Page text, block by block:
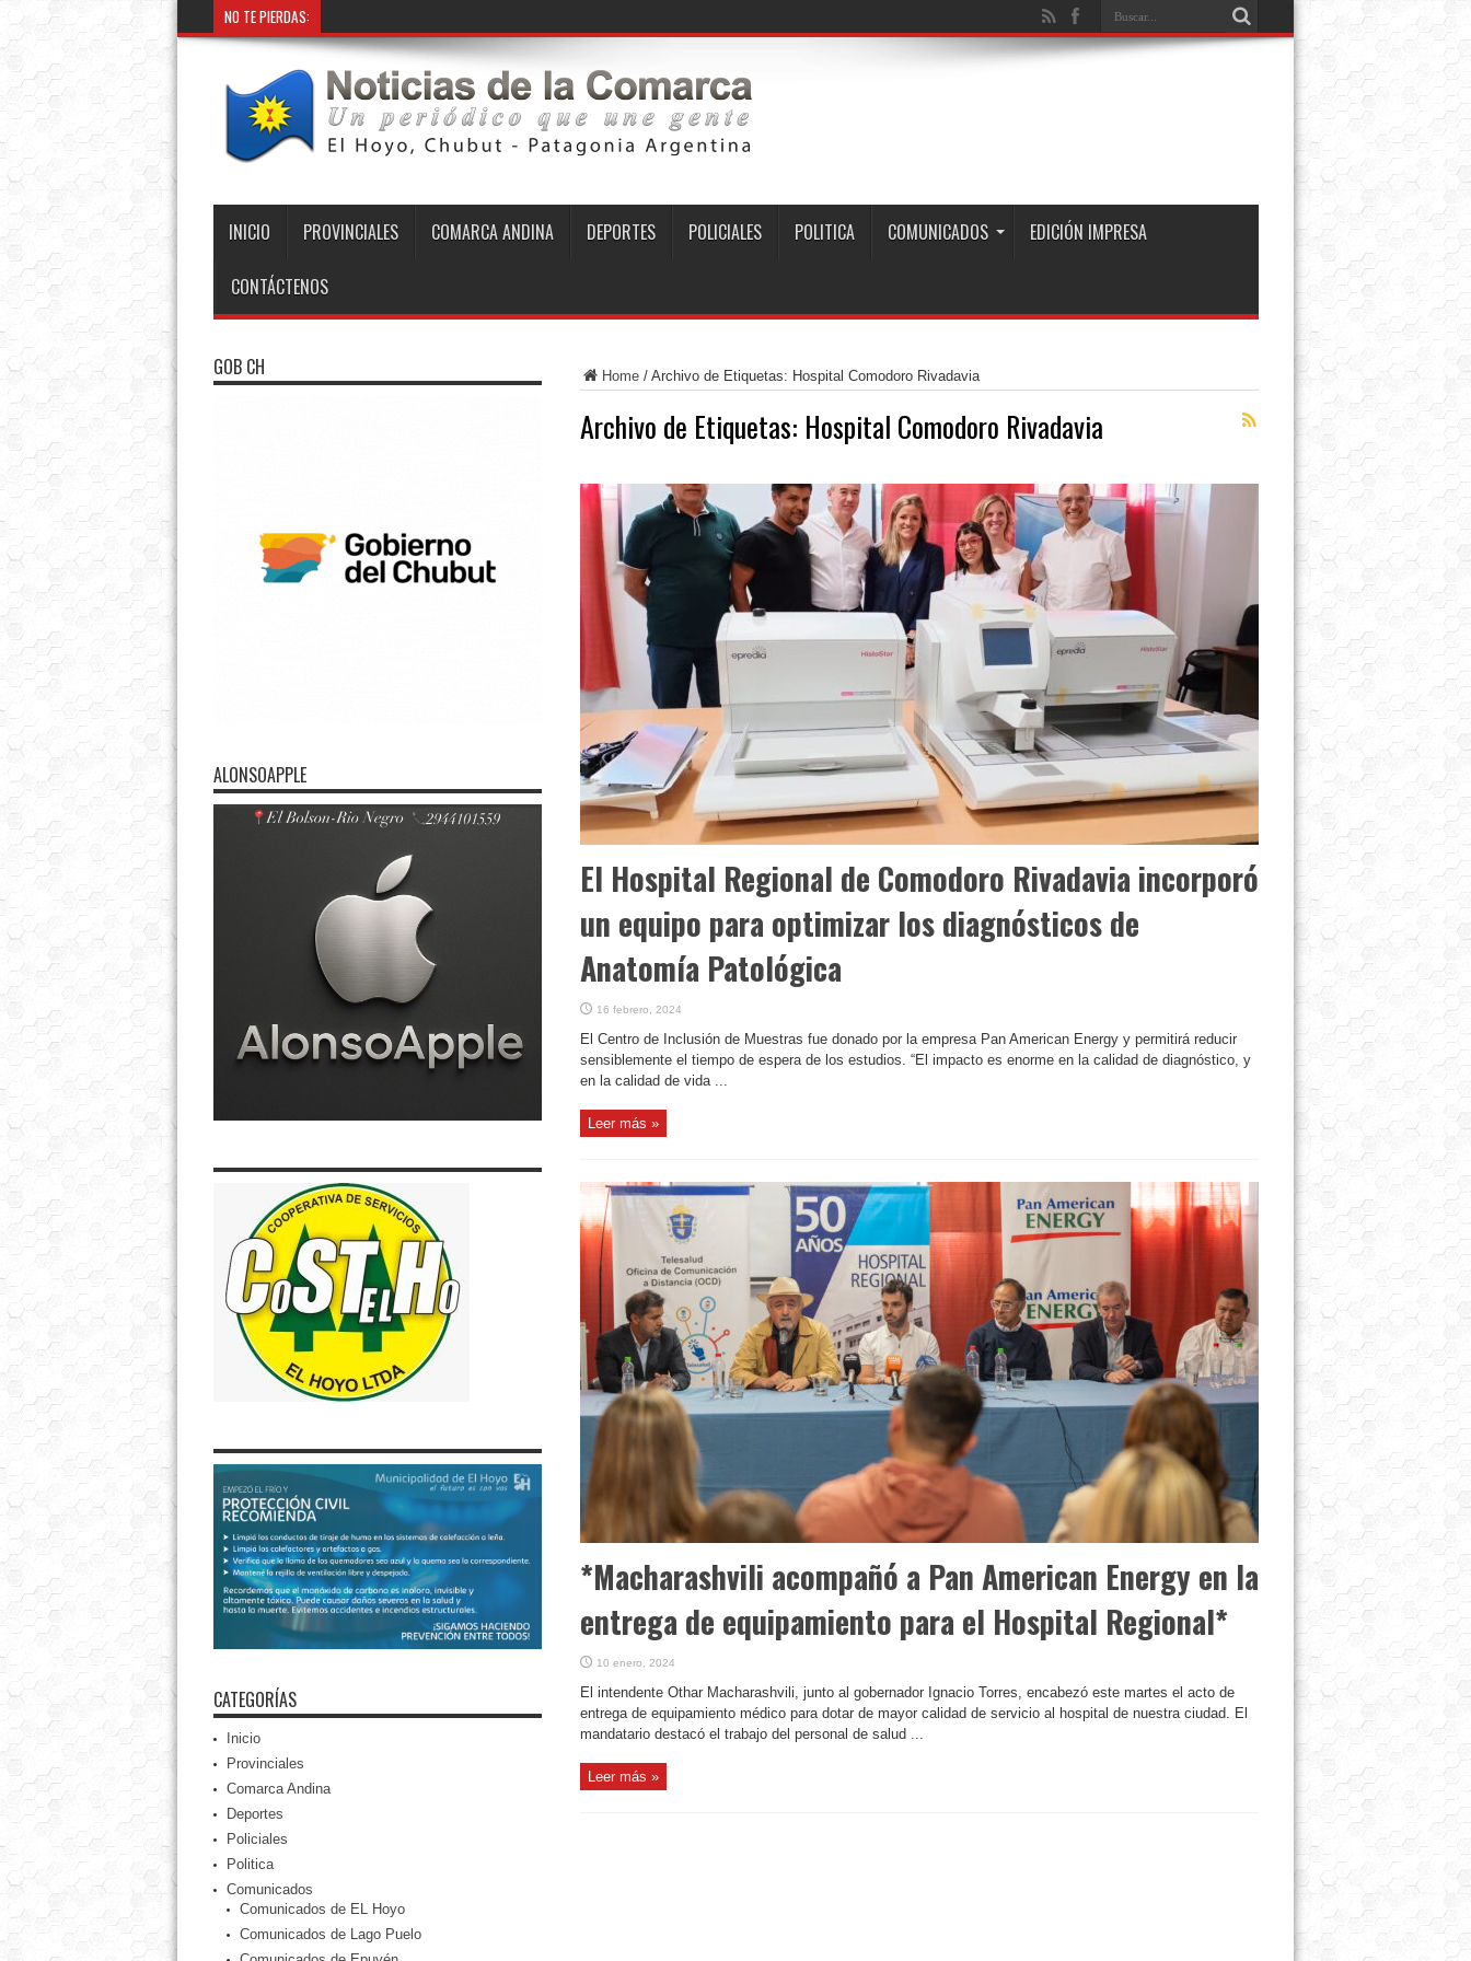
NO TE PIERDAS:
INICIO PROVINCIALES COMARCA ANDINA DEPORTES POLICIALES POLITICA COMUNICADOS EDICIÓN IMPRESA
CONTÁCTENOS
Home/ Archivo de Etiquetas: Hospital Comodoro Rivadavia
Archivo de Etiquetas: Hospital Comodoro Rivadavia
El Hospital Regional de Comodoro Rivadavia incorporó
un equipo para optimizar los diagnósticos de
Anatomía Patológica
16 febrero, 2024
El Centro de Inclusión de Muestras fue donado por la empresa Pan American Energy y permitirá reducir
sensiblemente el tiempo de espera de los estudios. “El impacto es enorme en la calidad de diagnóstico, y
en la calidad de vida ...
Leer más »
*Macharashvili acompañó a Pan American Energy en la
entrega de equipamiento para el Hospital Regional*
10 enero, 2024
El intendente Othar Macharashvili, junto al gobernador Ignacio Torres, encabezó este martes el acto de
entrega de equipamiento médico para dotar de mayor calidad de servicio al hospital de nuestra ciudad. El
mandatario destacó el trabajo del personal de salud ...
Leer más »
GOB CH
ALONSOAPPLE
CATEGORÍAS
Inicio
Provinciales
Comarca Andina
Deportes
Policiales
Politica
Comunicados
Comunicados de EL Hoyo
Comunicados de Lago Puelo